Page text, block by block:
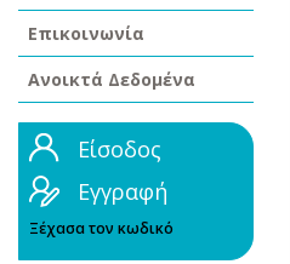
Επικοινωνία
Ανοικτά Δεδομένα
Είσοδος
Εγγραφή
Ξέχασα τον κωδικό